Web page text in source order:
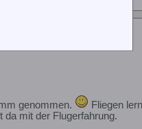
genommen.
Fliegen
mit der Flugerfahrung.